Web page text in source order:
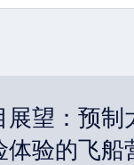
望：预制
验的飞船